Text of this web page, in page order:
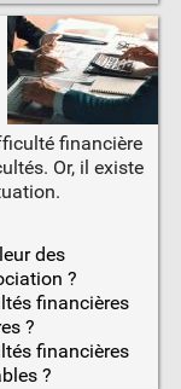
financière
Or, il existe
des
?
financières
?
financières
?